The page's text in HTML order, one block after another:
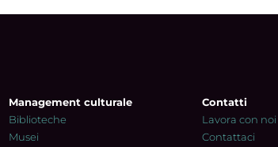
Management culturale
Biblioteche
Musei
Contatti
Lavora con noi
Contattaci